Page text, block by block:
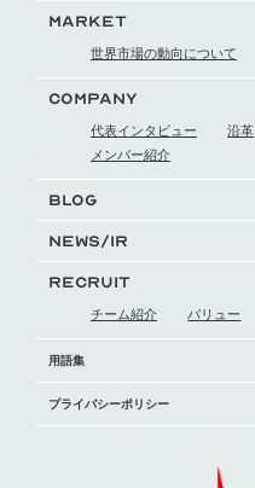
MARKET
世界市場の動向について
COMPANY
代表インタビュー 沿革
メンバー紹介
BLOG
NEWS/IR
RECRUIT
チーム紹介 バリュー
用語集
プライバシーポリシー